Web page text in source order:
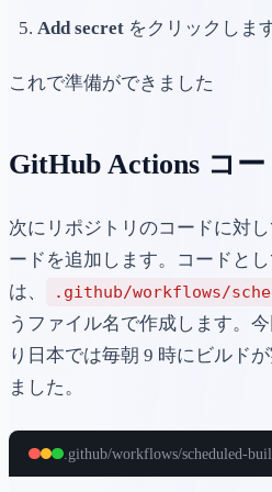
Add secretをクリックしま
これで準備ができました
GitHub Actions コ
次にリポジトリのコードに対
ードを追加します。コードとし
は、
.github/workflows/
うファイル名で作成します。
り日本では毎朝 9 時にビルド
ました。
.github/workflows/scheduled-